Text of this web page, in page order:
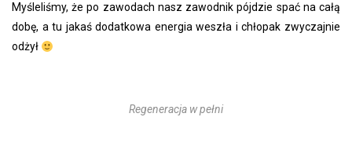
Myśleliśmy, że po zawodach nasz zawodnik pójdzie spać na całą
dobę, a tu jakaś dodatkowa energia weszła i chłopak zwyczajnie
odżył
Regeneracja w pełni